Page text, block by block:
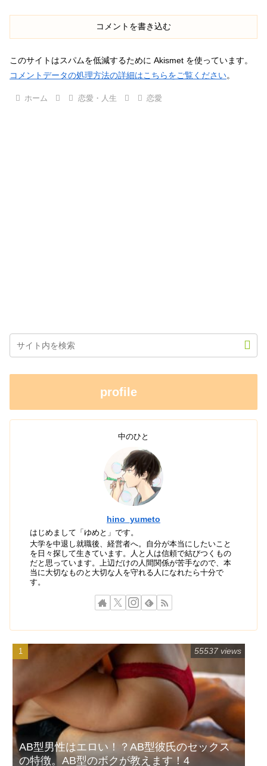
コメントを書き込む
このサイトはスパムを低減するために Akismet を使っています。
コメントデータの処理方法の詳細はこちらをご覧ください。
ホーム 恋愛・人生 恋愛
profile
中のひと
hino_yumeto
はじめまして「ゆめと」です。
大学を中退し就職後、経営者へ。自分が本当にしたいこと
を日々探して生きています。人と人は信頼で結びつくもの
だと思っています。上辺だけの人間関係が苦手なので、本
当に大切なものと大切な人を守れる人になれたら十分で
す。
AB型男性はエロい！？AB型彼氏のセックス
の特徴。AB型のボクが教えます！4
55537 views